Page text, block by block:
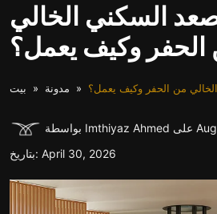
السكني الخالي
الحفر وكيف يعمل؟
بيت مدونة من الحفر وكيف يعمل؟
بتاريخ: April 30, 2026